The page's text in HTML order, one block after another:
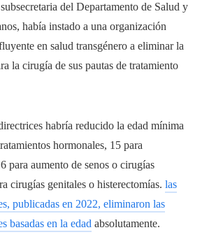
del Departamento de Salud y
había instado a una organización
en salud transgénero a eliminar la
la cirugía de sus pautas de tratamiento
habría reducido la edad mínima
hormonales, 15 para
para aumento de senos o cirugías
cirugías genitales o histerectomías. las
publicadas en 2022, eliminaron las
basadas en la edad absolutamente.